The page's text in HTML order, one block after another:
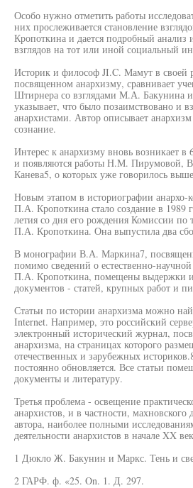
Особо нужно отметить работы
них прослеживается становление
Кропоткина и дается подробный анализ
взглядов на тот или иной социальный
Историк и философ JI.C. Мамут в своей
посвященном анархизму, сравнивает
Штирнера со взглядами М.А. Бакунина
указывает, что было позаимствовано и
анархистами. Автор описывает
сознание.
Интерес к анархизму вновь возникает
и появляются работы Н.М. Пирумовой,
Канева5, о которых уже говорилось
Новым этапом в историографии анархо-
П.А. Кропоткина стало создание в 1989
летия со дня его рождения Комиссии по
П.А. Кропоткина. Она выпустила два
В монографии В.А. Маркина7,
помимо сведений о естественно-
П.А. Кропоткина, помещены выдержки
документов - статей, крупных работ и
Статьи по истории анархизма можно
Internet. Например, это российский
электронный исторический журнал,
анархизма, на страницах которого
отечественных и зарубежных
постоянно обновляется. Все статьи
документы и литературу.
Третья проблема - освещение
анархистов, и в частности,
автора, наиболее полными
деятельности анархистов в начале XX
1 Дюкло Ж. Бакунин и Маркс. Тень и
2 ГАРФ. ф. «25. On. 1. Д. 297.